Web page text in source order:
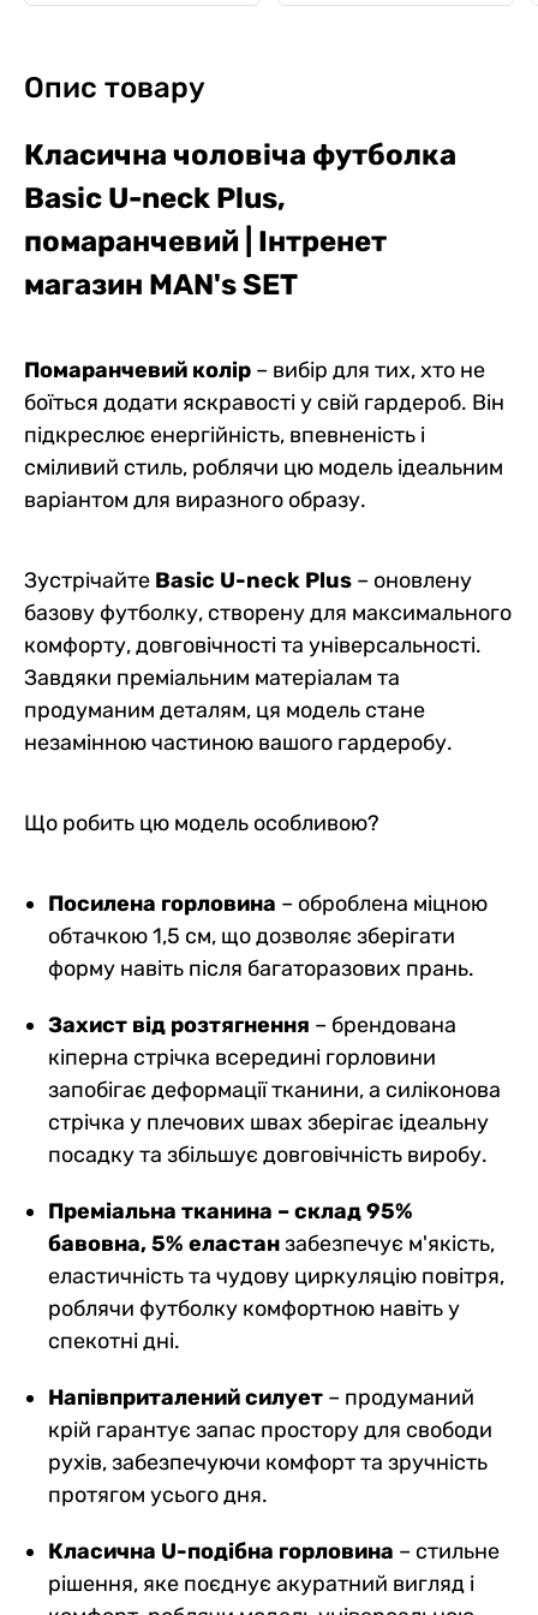
Опис товару
Класична чоловіча футболка
Basic U-neck Plus,
помаранчевий | Інтренет
магазин MAN's SET
Помаранчевий колір – вибір для тих, хто не
боїться додати яскравості у свій гардероб. Він
підкреслює енергійність, впевненість і
сміливий стиль, роблячи цю модель ідеальним
варіантом для виразного образу.
Зустрічайте Basic U-neck Plus – оновлену
базову футболку, створену для максимального
комфорту, довговічності та універсальності.
Завдяки преміальним матеріалам та
продуманим деталям, ця модель стане
незамінною частиною вашого гардеробу.
Що робить цю модель особливою?
Посилена горловина – оброблена міцною
обтачкою 1,5 см, що дозволяє зберігати
форму навіть після багаторазових прань.
Захист від розтягнення – брендована
кіперна стрічка всередині горловини
запобігає деформації тканини, а силіконова
стрічка у плечових швах зберігає ідеальну
посадку та збільшує довговічність виробу.
Преміальна тканина – склад 95%
бавовна, 5% еластанзабезпечує м'якість,
еластичність та чудову циркуляцію повітря,
роблячи футболку комфортною навіть у
спекотні дні.
Напівприталений силует – продуманий
крій гарантує запас простору для свободи
рухів, забезпечуючи комфорт та зручність
протягом усього дня.
Класична U-подібна горловина – стильне
рішення, яке поєднує акуратний вигляд і